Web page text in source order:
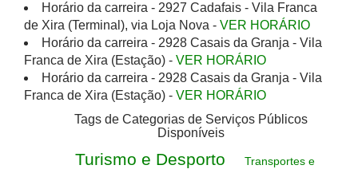
Horário da carreira - 2927 Cadafais - Vila Franca
de Xira (Terminal), via Loja Nova - VER HORÁRIO
Horário da carreira - 2928 Casais da Granja - Vila
Franca de Xira (Estação) - VER HORÁRIO
Horário da carreira - 2928 Casais da Granja - Vila
Franca de Xira (Estação) - VER HORÁRIO
Tags de Categorias de Serviços Públicos
Disponíveis
Turismo e Desporto Transportes e